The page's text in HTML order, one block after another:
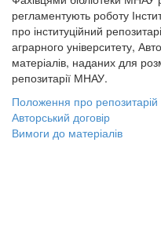
регламентують роботу
про інституційний
аграрного університету,
матеріалів, наданих для
репозитарії МНАУ.
Положення про
Авторський договір
Вимоги до матеріалів